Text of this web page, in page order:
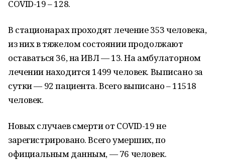
COVID-19 – 128.
В стационарах проходят лечение 353 человека,
из них в тяжелом состоянии продолжают
оставаться 36, на ИВЛ — 13. На амбулаторном
лечении находится 1499 человек. Выписано за
сутки — 92 пациента. Всего выписано – 11518
человек.
Новых случаев смерти от COVID-19 не
зарегистрировано. Всего умерших, по
официальным данным, — 76 человек.